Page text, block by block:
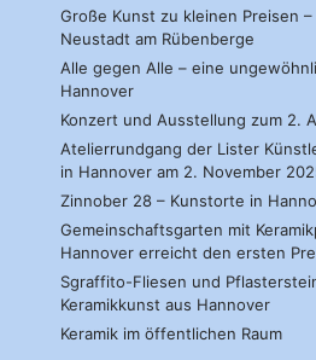
Große Kunst zu kleinen Preisen
Neustadt am Rübenberge
Alle gegen Alle – eine
Hannover
Konzert und Ausstellung zum 2.
Atelierrundgang der Lister
in Hannover am 2. November
Zinnober 28 – Kunstorte in
Gemeinschaftsgarten mit
Hannover erreicht den ersten
Sgraffito-Fliesen und
Keramikkunst aus Hannover
Keramik im öffentlichen Raum